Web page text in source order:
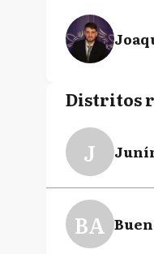
Distritos
J
BA